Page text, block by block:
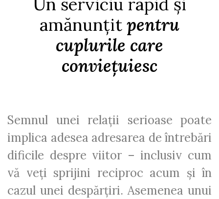
amănunțit pentru
cuplurile care
conviețuiesc
Semnul unei relații serioase poate
implica adesea adresarea de întrebări
dificile despre viitor – inclusiv cum
vă veți sprijini reciproc acum și în
cazul unei despărțiri. Asemenea unui